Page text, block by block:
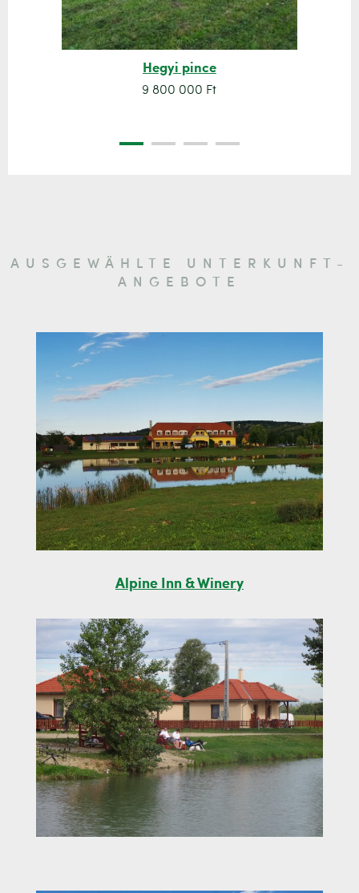
Hegyi pince
9 800 000 Ft
AUSGEWÄHLTE UNTERKUNFT-
ANGEBOTE
Alpine Inn & Winery